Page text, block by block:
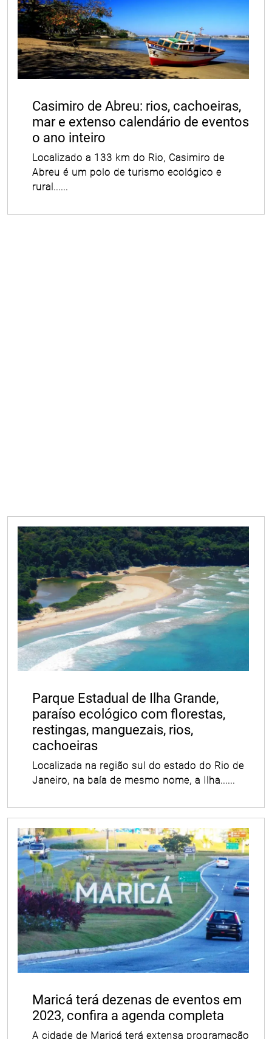
Casimiro de Abreu: rios, cachoeiras,
mar e extenso calendário de eventos
o ano inteiro
Localizado a 133 km do Rio, Casimiro de
Abreu é um polo de turismo ecológico e
rural......
Parque Estadual de Ilha Grande,
paraíso ecológico com florestas,
restingas, manguezais, rios,
cachoeiras
Localizada na região sul do estado do Rio de
Janeiro, na baía de mesmo nome, a Ilha......
Maricá terá dezenas de eventos em
2023, confira a agenda completa
A cidade de Maricá terá extensa programação